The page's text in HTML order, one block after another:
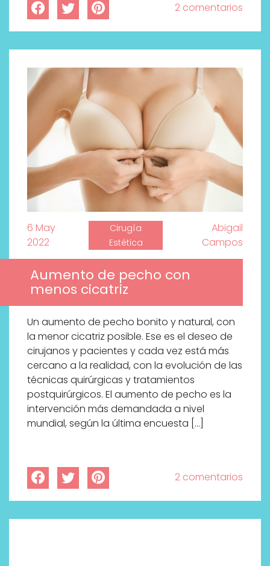
2 comentarios
6 May
2022
Cirugía
Estética
Abigail
Campos
Aumento de pecho con
menos cicatriz
Un aumento de pecho bonito y natural, con
la menor cicatriz posible. Ese es el deseo de
cirujanos y pacientes y cada vez está más
cercano a la realidad, con la evolución de las
técnicas quirúrgicas y tratamientos
postquirúrgicos. El aumento de pecho es la
intervención más demandada a nivel
mundial, según la última encuesta […]
2 comentarios